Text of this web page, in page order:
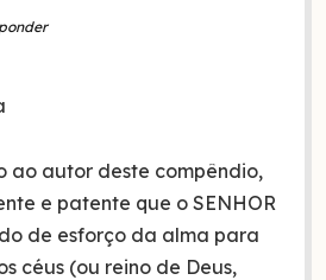
ao autor deste compêndio,
e patente que o SENHOR
de esforço da alma para
céus (ou reino de Deus,